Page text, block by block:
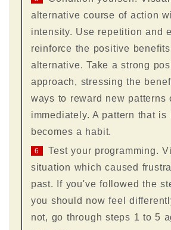
alternative course of action
intensity. Use repetition and
reinforce the positive
alternative. Take a strong
approach, stressing the
ways to reward new patterns
immediately. A pattern that is
becomes a habit.
6
Test your programming.
situation which caused
past. If you've followed the
you should now feel
not, go through steps 1 to 5